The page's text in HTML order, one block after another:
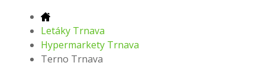
Letáky Trnava
Hypermarkety Trnava
Terno Trnava